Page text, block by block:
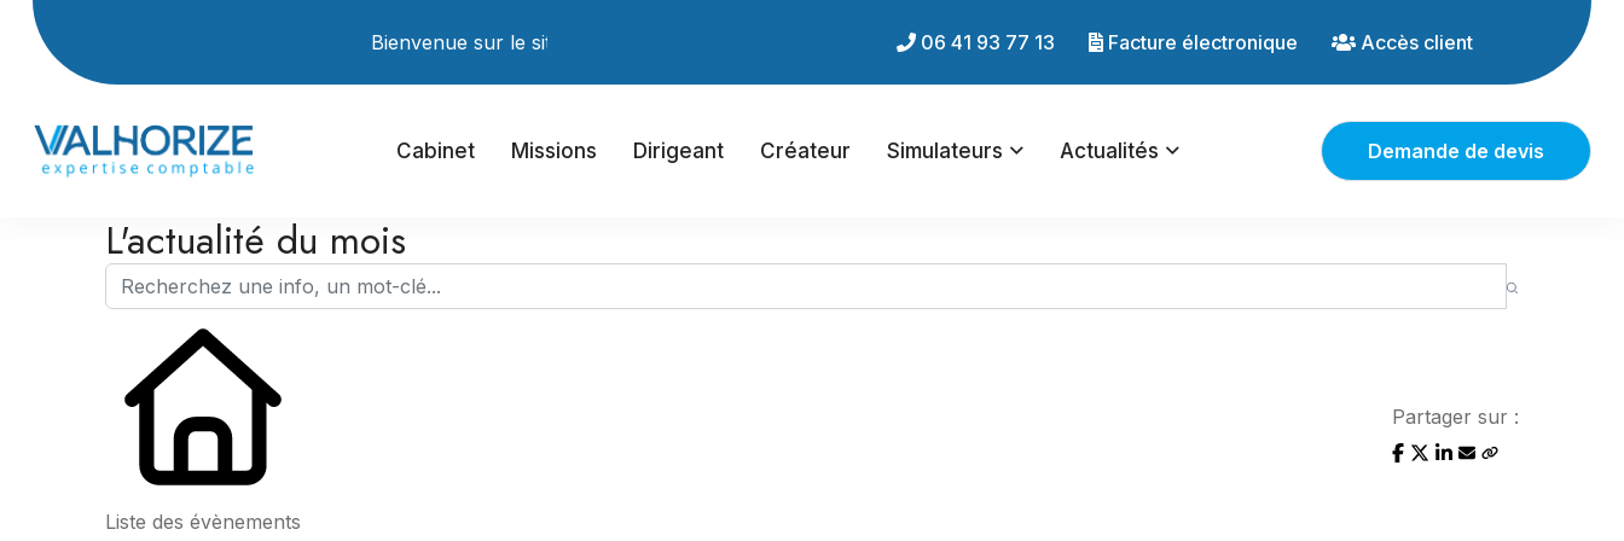
Bienvenue sur le site Internet du cabinet ! 06 41 93 77 13 Facture électronique Accès client
Cabinet Missions Dirigeant Créateur Simulateurs Actualités Demande de devis
L'actualité du mois
Liste des évènements
Partager sur :